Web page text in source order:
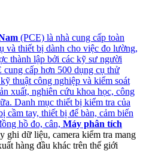
(PCE) là nhà cung cấp toàn
và thiết bị dành cho việc đo lường,
thành lập bởi các kỹ sư người
cấp hơn 500 dụng cụ thử
thuật công nghiệp và kiểm soát
xuất, nghiên cứu khoa học, công
Danh mục thiết bị kiểm tra của
cầm tay, thiết bị để bàn, cảm biến
hồ đo, cân, Máy phân tích
ghi dữ liệu, camera kiểm tra mang
hàng đầu khác trên thế giới